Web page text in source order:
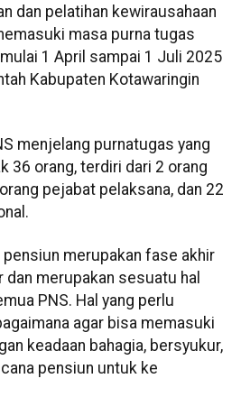
dan pelatihan kewirausahaan
masa purna tugas
1 April sampai 1 Juli 2025
Kabupaten Kotawaringin
menjelang purnatugas yang
36 orang, terdiri dari 2 orang
pejabat pelaksana, dan 22
pensiun merupakan fase akhir
dan merupakan sesuatu hal
PNS. Hal yang perlu
agar bisa memasuki
keadaan bahagia, bersyukur,
pensiun untuk ke